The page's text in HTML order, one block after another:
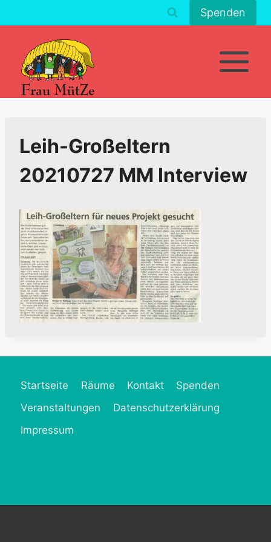
Inhalt
Spenden
Leih-Großeltern
20210727 MM Interview
Startseite Räume Kontakt
Spenden
Veranstaltungen
Datenschutzerklärung
Impressum